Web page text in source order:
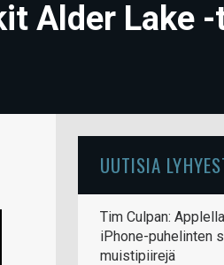
Alder Lake
UUTISIA
Tim Culpan:
iPhone-puhelinten
muistipiirejä